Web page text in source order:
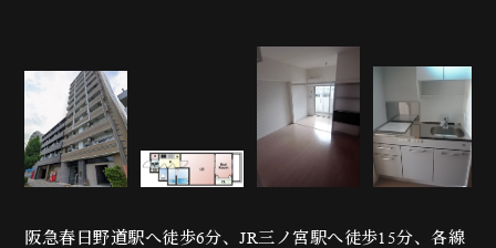
阪急春日野道駅へ徒歩6分、JR三ノ宮駅へ徒歩15分、各線